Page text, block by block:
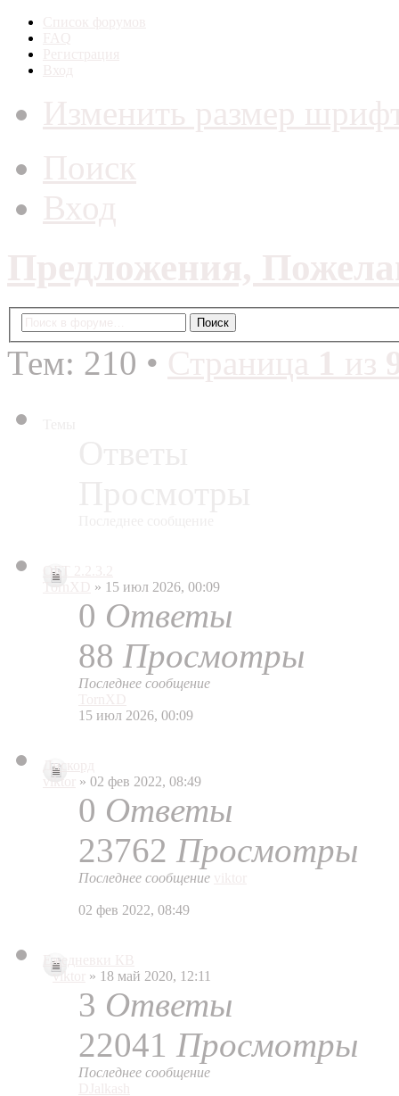
Тем: 210 •
ОБТ 2.2.3.2
TornXD
» 15 июл 2026, 00:09
0 Ответы
88 Просмотры
Последнее сообщение
15 июл 2026, 00:09
Дискорд
viktor
» 02 фев 2022, 08:49
0 Ответы
23762 Просмотры
Последнее сообщение
02 фев 2022, 08:49
Ежедневки КВ
viktor
» 18 май 2020, 12:11
3 Ответы
22041 Просмотры
Последнее сообщение